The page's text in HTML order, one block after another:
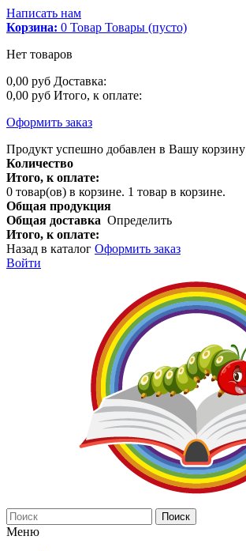
Написать нам
Корзина: 0 Товар Товары (пусто)
Нет товаров
0,00 руб Доставка:
0,00 руб Итого, к оплате:
Оформить заказ
Продукт успешно добавлен в Вашу корзину
Количество
Итого, к оплате:
0 товар(ов) в корзине. 1 товар в корзине.
Общая продукция
Общая доставка Определить
Итого, к оплате:
Назад в каталог Оформить заказ
Войти
Поиск
Меню